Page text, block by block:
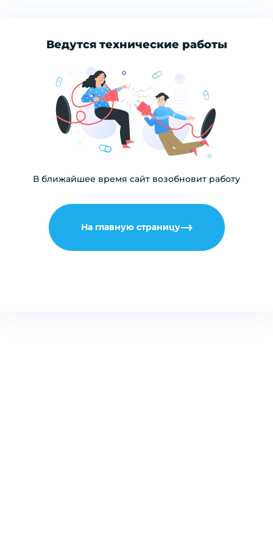
Ведутся технические работы
В ближайшее время сайт возобновит работу
На главную страницу